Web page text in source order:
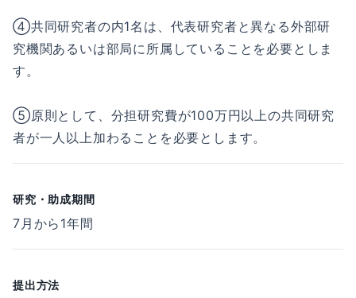
④共同研究者の内1名は、代表研究者と異なる外部研
究機関あるいは部局に所属していることを必要としま
す。
⑤原則として、分担研究費が100万円以上の共同研究
者が一人以上加わることを必要とします。
研究・助成期間
7月から1年間
提出方法